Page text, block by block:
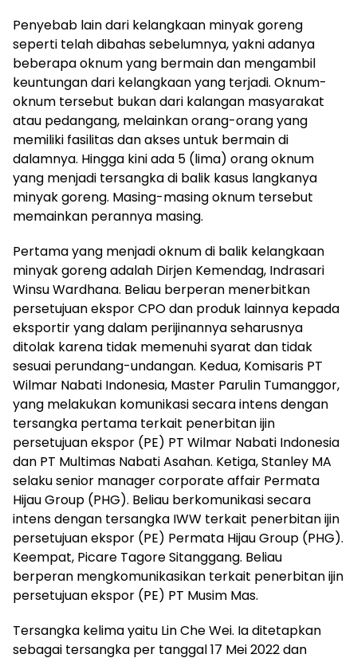
Penyebab lain dari kelangkaan minyak goreng
seperti telah dibahas sebelumnya, yakni adanya
beberapa oknum yang bermain dan mengambil
keuntungan dari kelangkaan yang terjadi. Oknum-
oknum tersebut bukan dari kalangan masyarakat
atau pedangang, melainkan orang-orang yang
memiliki fasilitas dan akses untuk bermain di
dalamnya. Hingga kini ada 5 (lima) orang oknum
yang menjadi tersangka di balik kasus langkanya
minyak goreng. Masing-masing oknum tersebut
memainkan perannya masing.
Pertama yang menjadi oknum di balik kelangkaan
minyak goreng adalah Dirjen Kemendag, Indrasari
Winsu Wardhana. Beliau berperan menerbitkan
persetujuan ekspor CPO dan produk lainnya kepada
eksportir yang dalam perijinannya seharusnya
ditolak karena tidak memenuhi syarat dan tidak
sesuai perundang-undangan. Kedua, Komisaris PT
Wilmar Nabati Indonesia, Master Parulin Tumanggor,
yang melakukan komunikasi secara intens dengan
tersangka pertama terkait penerbitan ijin
persetujuan ekspor (PE) PT Wilmar Nabati Indonesia
dan PT Multimas Nabati Asahan. Ketiga, Stanley MA
selaku senior manager corporate affair Permata
Hijau Group (PHG). Beliau berkomunikasi secara
intens dengan tersangka IWW terkait penerbitan ijin
persetujuan ekspor (PE) Permata Hijau Group (PHG).
Keempat, Picare Tagore Sitanggang. Beliau
berperan mengkomunikasikan terkait penerbitan ijin
persetujuan ekspor (PE) PT Musim Mas.
Tersangka kelima yaitu Lin Che Wei. Ia ditetapkan
sebagai tersangka per tanggal 17 Mei 2022 dan